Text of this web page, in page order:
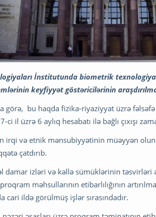
İnstitutunda biometrik
keyfiyyət göstəricilərinin
görə, bu haqda fizika-riyaziyyat üzrə
il üzrə 6 aylıq hesabatı ilə bağlı çıxışı
irqi və etnik mənsubiyyətinin müəyyən
çatdırıb.
damar izləri və kəllə sümüklərinin təsvirləri
məhsullarının etibarlılığının
cari ildə görülmüş işlər sırasındadır.